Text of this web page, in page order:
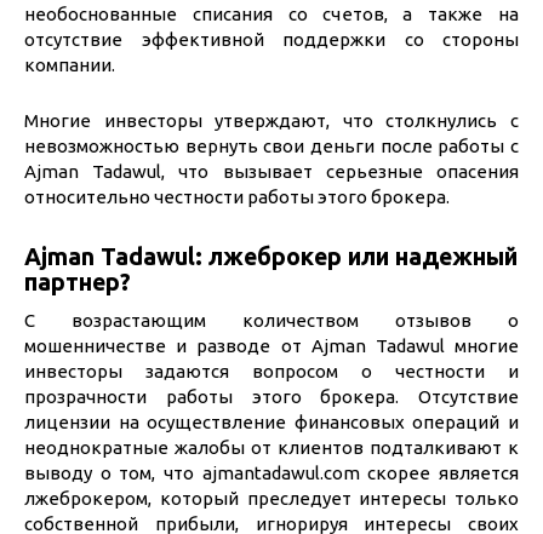
необоснованные списания со счетов, а также на
отсутствие эффективной поддержки со стороны
компании.
Многие инвесторы утверждают, что столкнулись с
невозможностью вернуть свои деньги после работы с
Ajman Tadawul, что вызывает серьезные опасения
относительно честности работы этого брокера.
Ajman Tadawul: лжеброкер или надежный
партнер?
С возрастающим количеством отзывов о
мошенничестве и разводе от Ajman Tadawul многие
инвесторы задаются вопросом о честности и
прозрачности работы этого брокера. Отсутствие
лицензии на осуществление финансовых операций и
неоднократные жалобы от клиентов подталкивают к
выводу о том, что ajmantadawul.com скорее является
лжеброкером, который преследует интересы только
собственной прибыли, игнорируя интересы своих